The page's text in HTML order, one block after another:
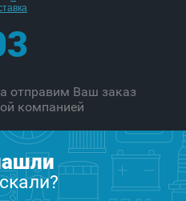
отправим Ваш заказ
компанией